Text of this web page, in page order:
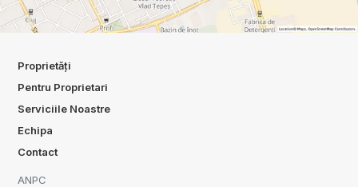
Proprietăți
Pentru Proprietari
Serviciile Noastre
Echipa
Contact
ANPC